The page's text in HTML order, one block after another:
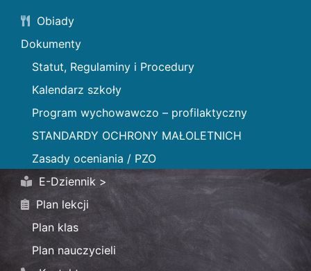
Obiady
Dokumenty
Statut, Regulaminy i Procedury
Kalendarz szkoły
Program wychowawczo – profilaktyczny
STANDARDY OCHRONY MAŁOLETNICH
Zasady oceniania / PZO
E-Dziennik >
Plan lekcji
Plan klas
Plan nauczycieli